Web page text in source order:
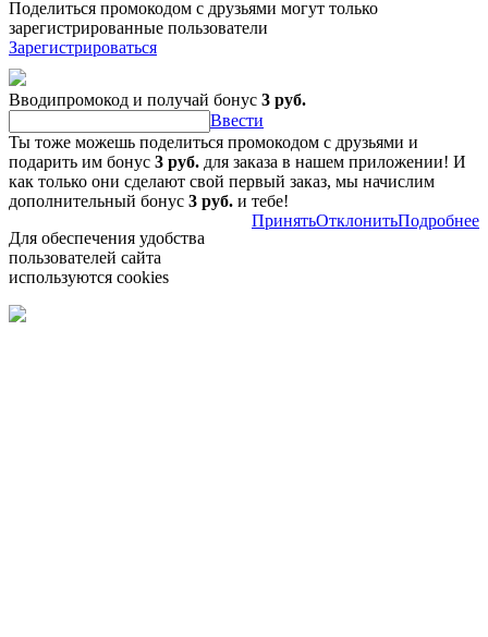
Поделиться промокодом с друзьями могут только
зарегистрированные пользователи
Зарегистрироваться
Вводипромокод и получай бонус 3 руб.
Ввести
Ты тоже можешь поделиться промокодом с друзьями и
подарить им бонус 3 руб. для заказа в нашем приложении! И
как только они сделают свой первый заказ, мы начислим
дополнительный бонус 3 руб. и тебе!
Для обеспечения удобства
пользователей сайта
используются cookies
ПринятьОтклонитьПодробнее